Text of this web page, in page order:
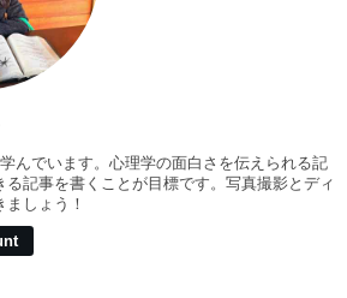
んでいます。心理学の面白さを伝えられる記
記事を書くことが目標です。写真撮影とディ
しょう！